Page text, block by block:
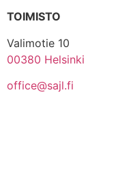
TOIMISTO
Valimotie 10
00380 Helsinki
office@sajl.fi